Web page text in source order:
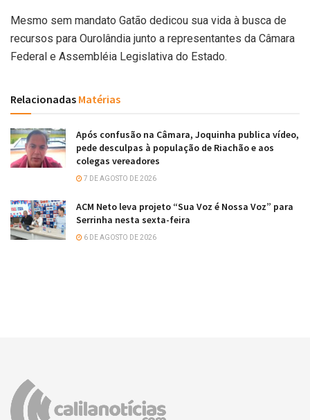
Mesmo sem mandato Gatão dedicou sua vida à busca de
recursos para Ourolândia junto a representantes da Câmara
Federal e Assembléia Legislativa do Estado.
Relacionadas Matérias
Após confusão na Câmara, Joquinha publica vídeo,
pede desculpas à população de Riachão e aos
colegas vereadores
7 DE AGOSTO DE 2026
ACM Neto leva projeto “Sua Voz é Nossa Voz” para
Serrinha nesta sexta-feira
6 DE AGOSTO DE 2026